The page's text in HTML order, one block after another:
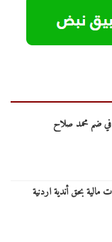
ضم محمد صلاح
مالية بحق أندية اردنية